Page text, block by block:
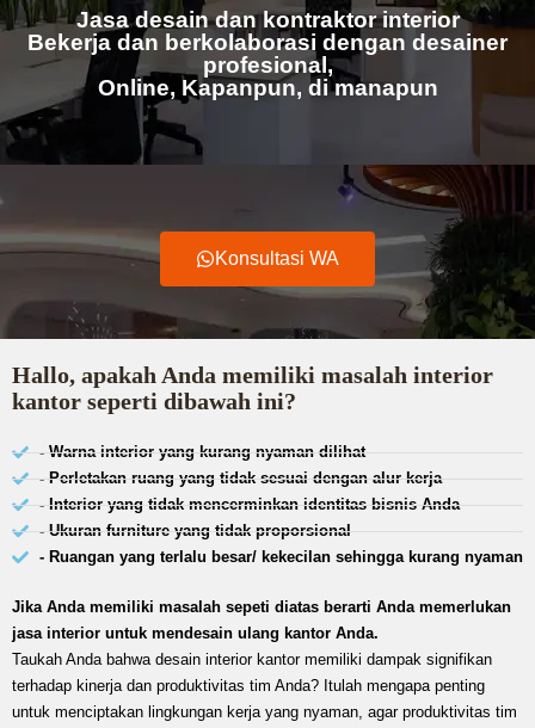
Jasa desain dan kontraktor interior
Bekerja dan berkolaborasi dengan desainer
profesional,
Online, Kapanpun, di manapun
Konsultasi WA
Hallo, apakah Anda memiliki masalah interior
kantor seperti dibawah ini?
- Warna interior yang kurang nyaman dilihat
- Perletakan ruang yang tidak sesuai dengan alur kerja
- Interior yang tidak mencerminkan identitas bisnis Anda
- Ukuran furniture yang tidak proporsional
- Ruangan yang terlalu besar/ kekecilan sehingga kurang nyaman
Jika Anda memiliki masalah sepeti diatas berarti Anda memerlukan
jasa interior untuk mendesain ulang kantor Anda.
Taukah Anda bahwa desain interior kantor memiliki dampak signifikan
terhadap kinerja dan produktivitas tim Anda? Itulah mengapa penting
untuk menciptakan lingkungan kerja yang nyaman, agar produktivitas tim